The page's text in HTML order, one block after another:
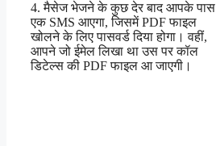
4. मैसेज भेजने के कुछ देर बाद आपके पास
एक SMS आएगा, जिसमें PDF फाइल
खोलने के लिए पासवर्ड दिया होगा। वहीं,
आपने जो ईमेल लिखा था उस पर कॉल
डिटेल्स की PDF फाइल आ जाएगी।